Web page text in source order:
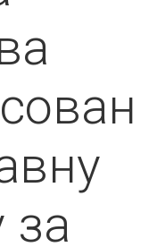
за